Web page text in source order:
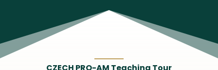
CZECH PRO-AM Teaching Tour